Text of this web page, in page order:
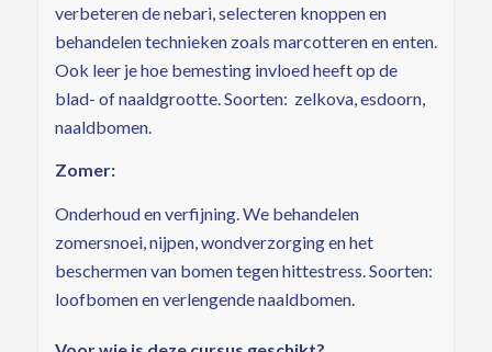
verbeteren de nebari, selecteren knoppen en
behandelen technieken zoals marcotteren en enten.
Ook leer je hoe bemesting invloed heeft op de
blad- of naaldgrootte. Soorten: zelkova, esdoorn,
naaldbomen.
Zomer:
Onderhoud en verfijning. We behandelen
zomersnoei, nijpen, wondverzorging en het
beschermen van bomen tegen hittestress. Soorten:
loofbomen en verlengende naaldbomen.